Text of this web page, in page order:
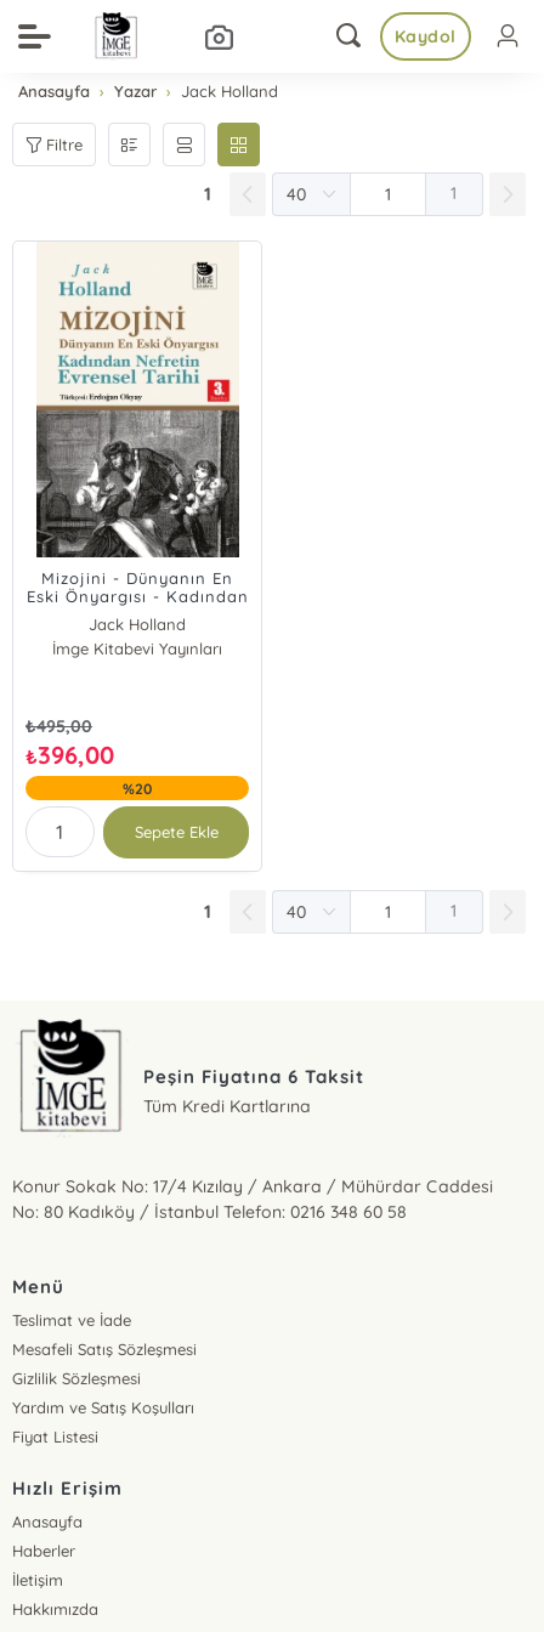
Kaydol
Anasayfa Yazar Jack Holland
Filtre
1 1
Mizojini - Dünyanın En
Eski Önyargısı - Kadından
Nefretin Evrensel Tarihi
Jack Holland
İmge Kitabevi Yayınları
₺495,00
₺396,00
%20
Sepete Ekle
1 1
Peşin Fiyatına 6 Taksit
Tüm Kredi Kartlarına
Konur Sokak No: 17/4 Kızılay / Ankara / Mühürdar Caddesi
No: 80 Kadıköy / İstanbul Telefon: 0216 348 60 58
Menü
Teslimat ve İade
Mesafeli Satış Sözleşmesi
Gizlilik Sözleşmesi
Yardım ve Satış Koşulları
Fiyat Listesi
Hızlı Erişim
Anasayfa
Haberler
İletişim
Hakkımızda